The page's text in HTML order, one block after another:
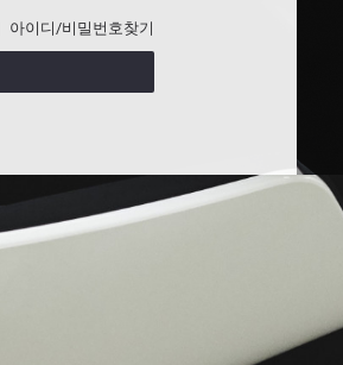
아이디/비밀번호찾기